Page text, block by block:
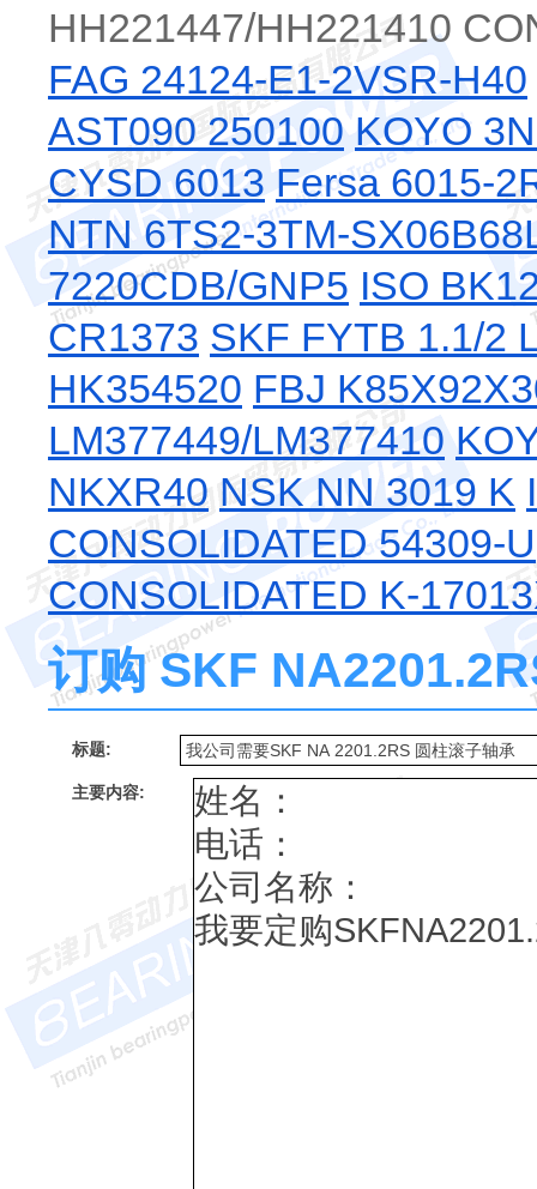
HH221447/HH221410
FAG 24124-E1-2VSR-H40
AST090 250100 KOYO
CYSD 6013 Fersa 6015-
NTN 6TS2-3TM-
7220CDB/GNP5 ISO
CR1373 SKF FYTB 1.1/2
HK354520 FBJ
LM377449/LM377410
NKXR40 NSK NN 3019 K
CONSOLIDATED 54309-U
CONSOLIDATED K-
订购 SKF
标题:
主要内容: